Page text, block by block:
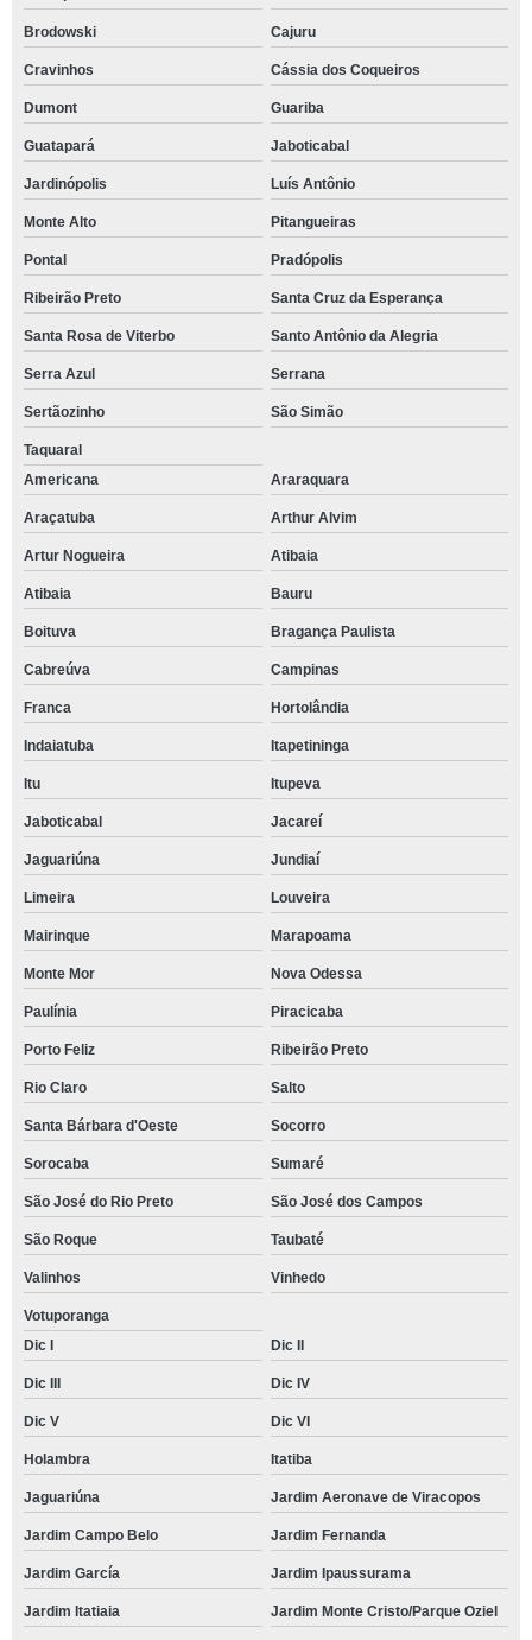
Brodowski Cajuru
Cravinhos Cássia dos Coqueiros
Dumont Guariba
Guatapará Jaboticabal
Jardinópolis Luís Antônio
Monte Alto Pitangueiras
Pontal Pradópolis
Ribeirão Preto Santa Cruz da Esperança
Santa Rosa de Viterbo Santo Antônio da Alegria
Serra Azul Serrana
Sertãozinho São Simão
Taquaral
Americana
Araraquara
Araçatuba Arthur Alvim
Artur Nogueira Atibaia
Atibaia Bauru
Boituva Bragança Paulista
Cabreúva Campinas
Franca Hortolândia
Indaiatuba Itapetininga
Itu Itupeva
Jaboticabal Jacareí
Jaguariúna Jundiaí
Limeira Louveira
Mairinque Marapoama
Monte Mor Nova Odessa
Paulínia Piracicaba
Porto Feliz Ribeirão Preto
Rio Claro Salto
Santa Bárbara d'Oeste Socorro
Sorocaba Sumaré
São José do Rio Preto São José dos Campos
São Roque Taubaté
Valinhos Vinhedo
Votuporanga
Dic I
Dic II
Dic III Dic IV
Dic V Dic VI
Holambra Itatiba
Jaguariúna Jardim Aeronave de Viracopos
Jardim Campo Belo Jardim Fernanda
Jardim García Jardim Ipaussurama
Jardim Itatiaia Jardim Monte Cristo/Parque Oziel